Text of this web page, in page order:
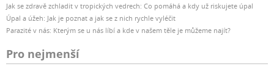
Jak se zdravě zchladit v tropických vedrech: Co pomáhá a kdy už riskujete úpal
Úpal a úžeh: Jak je poznat a jak se z nich rychle vyléčit
Parazité v nás: Kterým se u nás líbí a kde v našem těle je můžeme najít?
Pro nejmenší